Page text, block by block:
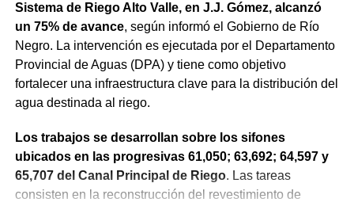
Sistema de Riego Alto Valle, en J.J. Gómez, alcanzó
un 75% de avance, según informó el Gobierno de Río
Negro. La intervención es ejecutada por el Departamento
Provincial de Aguas (DPA) y tiene como objetivo
fortalecer una infraestructura clave para la distribución del
agua destinada al riego.
Los trabajos se desarrollan sobre los sifones
ubicados en las progresivas 61,050; 63,692; 64,597 y
65,707 del Canal Principal de Riego. Las tareas
consisten en la reconstrucción del revestimiento de